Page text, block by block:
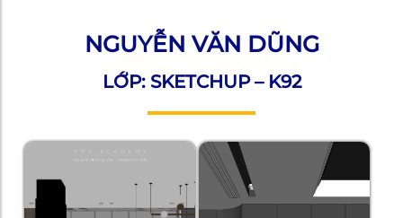
NGUYỄN VĂN DŨNG
LỚP: SKETCHUP – K92